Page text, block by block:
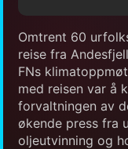
Omtrent 60
reise fra
FNs
med reisen var å
forvaltningen av
økende press fra
oljeutvinning og